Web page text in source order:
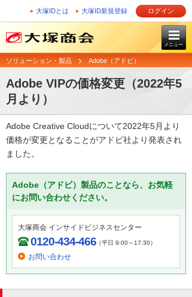
大塚IDとは 大塚ID新規登録 ログイン
メニュー
ソリューション・製品 Adobe（アドビ）
Adobe VIPの価格変更（2022年5
月より）
Adobe Creative Cloudについて2022年5月より
価格が変更となることがアドビ社より発表され
ました。
Adobe（アドビ）製品のことなら、お気軽
にお問い合わせください。
大塚商会 インサイドビジネスセンター
0120-434-466（平日 9:00～17:30）
お問い合わせ